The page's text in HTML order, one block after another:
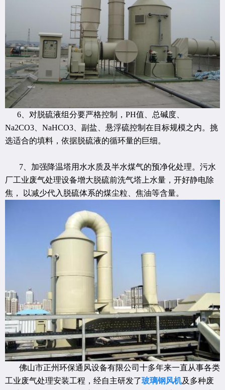
6、对脱硫液组分要严格控制，PH值、总碱度、
Na2CO3、NaHCO3、副盐、悬浮硫控制在目标规模之内。挑
选适合的填料，依据脱硫液的循环量的巨细。
7、加强降温塔用水水质及半水煤气的预净化处理。污水
厂工业废气处理设备增大脱硫前洗气塔上水量，开好静电除
焦， 以减少代入脱硫体系的煤尘粒、焦油等含量。
佛山市正州环保通风设备有限公司十多年来一直从事各类
工业废气处理安装工程，经自主研发了玻璃钢风机及多种废